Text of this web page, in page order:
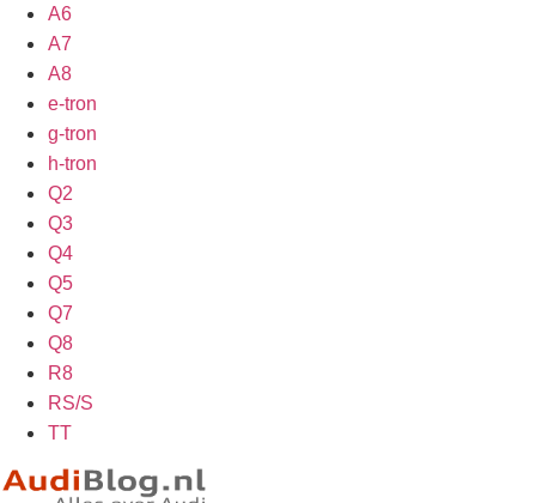
A6
A7
A8
e-tron
g-tron
h-tron
Q2
Q3
Q4
Q5
Q7
Q8
R8
RS/S
TT